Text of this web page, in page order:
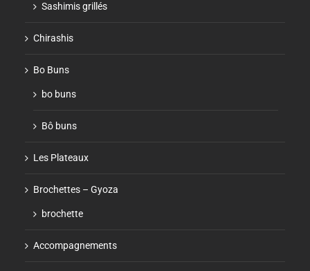
Sashimis grillés
Chirashis
Bo Buns
bo buns
Bô buns
Les Plateaux
Brochettes – Gyoza
brochette
Accompagnements